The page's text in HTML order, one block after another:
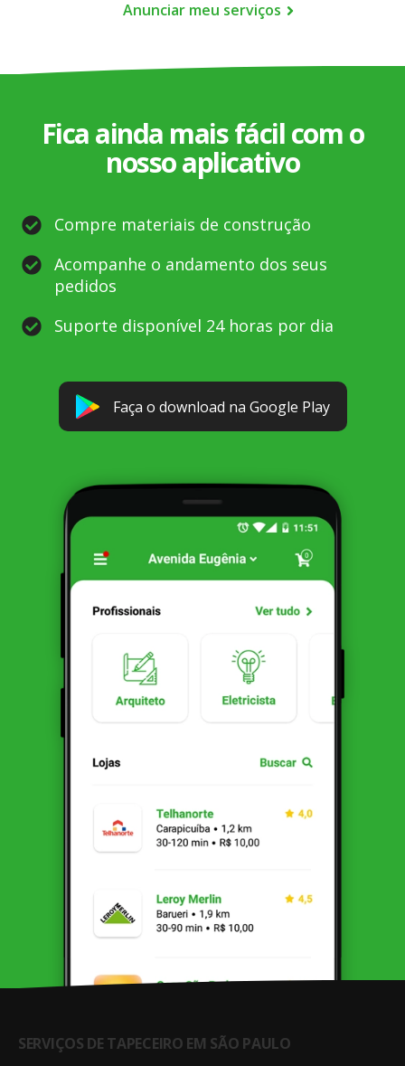
Anunciar meu serviços
Fica ainda mais fácil com o
nosso aplicativo
Compre materiais de construção
Acompanhe o andamento dos seus
pedidos
Suporte disponível 24 horas por dia
Faça o download na Google Play
SERVIÇOS DE TAPECEIRO EM SÃO PAULO